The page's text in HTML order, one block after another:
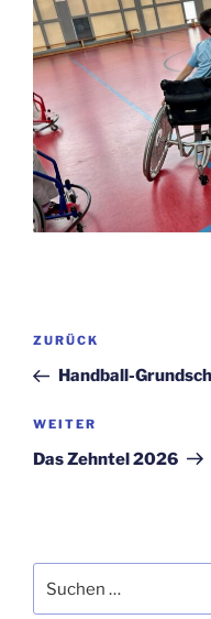
Vorheriger
Beitrag
ZURÜCK
Handball-
Nächster
Beitrag
WEITER
Das Zehntel 2026
nach: